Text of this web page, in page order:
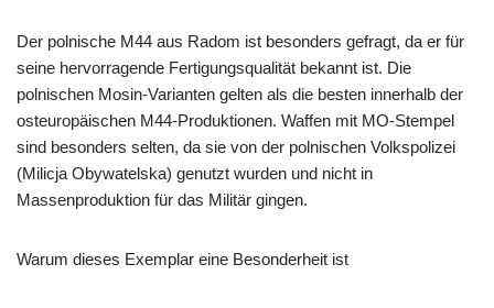
Der polnische M44 aus Radom ist besonders gefragt, da er für
seine hervorragende Fertigungsqualität bekannt ist. Die
polnischen Mosin-Varianten gelten als die besten innerhalb der
osteuropäischen M44-Produktionen. Waffen mit MO-Stempel
sind besonders selten, da sie von der polnischen Volkspolizei
(Milicja Obywatelska) genutzt wurden und nicht in
Massenproduktion für das Militär gingen.
Warum dieses Exemplar eine Besonderheit ist